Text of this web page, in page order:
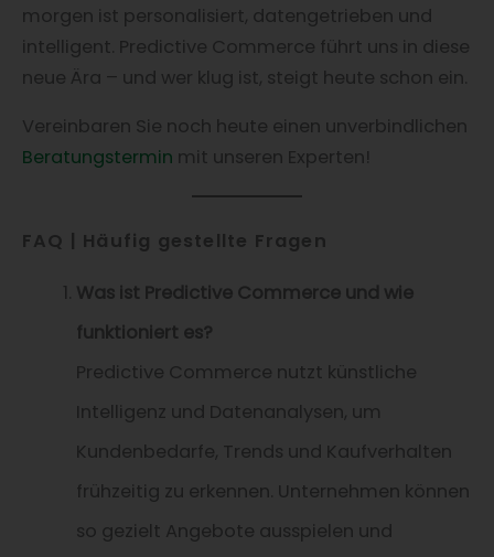
morgen ist personalisiert, datengetrieben und
intelligent. Predictive Commerce führt uns in diese
neue Ära – und wer klug ist, steigt heute schon ein.
Vereinbaren Sie noch heute einen unverbindlichen
Beratungstermin mit unseren Experten!
FAQ | Häufig gestellte Fragen
Was ist Predictive Commerce und wie
funktioniert es?
Predictive Commerce nutzt künstliche
Intelligenz und Datenanalysen, um
Kundenbedarfe, Trends und Kaufverhalten
frühzeitig zu erkennen. Unternehmen können
so gezielt Angebote ausspielen und